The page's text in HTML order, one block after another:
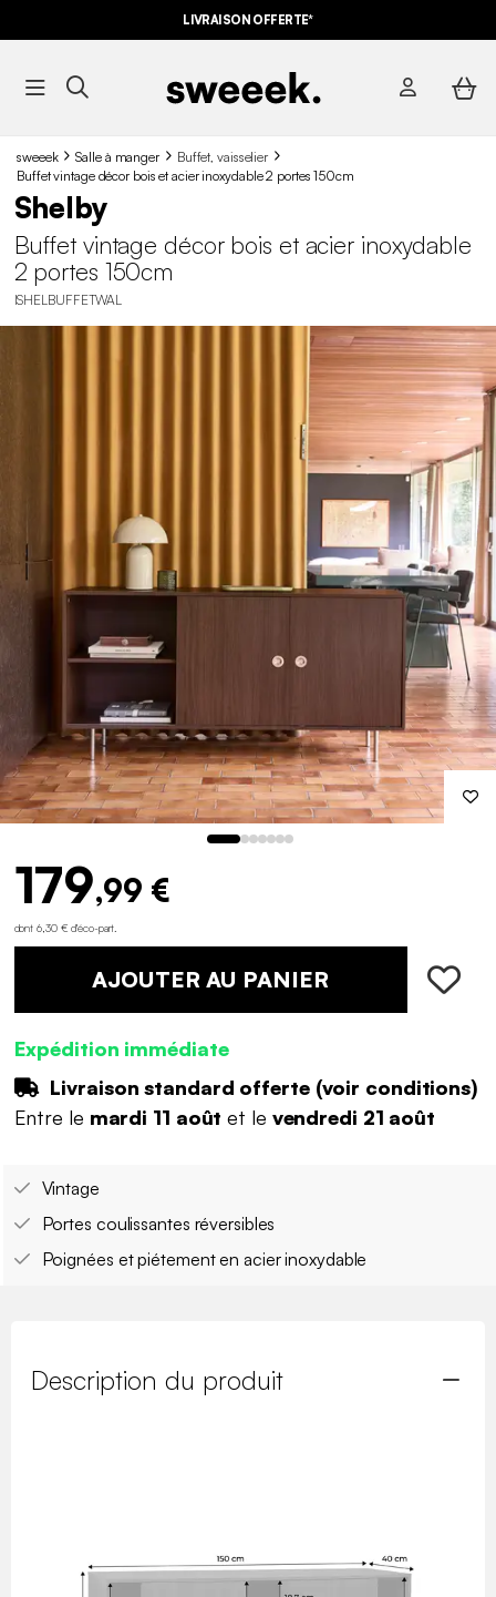
LIVRAISON OFFERTE*
sweeek Salle à manger
Buffet, vaisselier
Buffet vintage décor bois et acier inoxydable 2 portes 150cm
Shelby
Buffet vintage décor bois et acier inoxydable
2 portes 150cm
ISHELBUFFETWAL
179,99 €
dont 6,30 € d'éco-part
AJOUTER AU PANIER
Expédition immédiate
Livraison standard offerte (voir conditions)
Entre le mardi 11 août et le vendredi 21 août
Vintage
Portes coulissantes réversibles
Poignées et piétement en acier inoxydable
Description du produit